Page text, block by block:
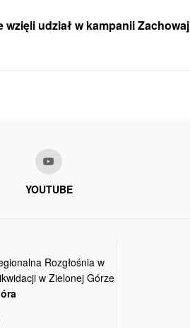
udział w kampanii Zachowaj
YOUTUBE
Rozgłośnia w
w Zielonej Górze